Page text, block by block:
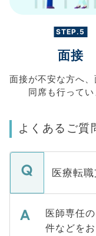
STEP.5
面接
面接が不安な方へ、
同席も行ってい
よくあるご質
医療転
医師専任
件などを